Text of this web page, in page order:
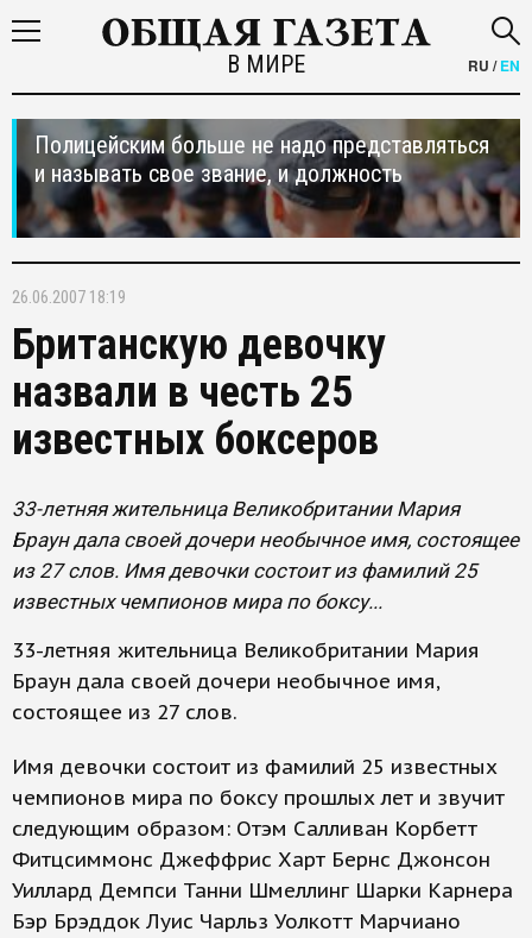
В МИРЕ RU /EN
Полицейским больше не надо представляться
и называть свое звание, и должность
26.06.2007 18:19
Британскую девочку
назвали в честь 25
известных боксеров
33-летняя жительница Великобритании Мария
Браун дала своей дочери необычное имя, состоящее
из 27 слов. Имя девочки состоит из фамилий 25
известных чемпионов мира по боксу...
33-летняя жительница Великобритании Мария
Браун дала своей дочери необычное имя,
состоящее из 27 слов.
Имя девочки состоит из фамилий 25 известных
чемпионов мира по боксу прошлых лет и звучит
следующим образом: Отэм Салливан Корбетт
Фитцсиммонс Джеффрис Харт Бернс Джонсон
Уиллард Демпси Танни Шмеллинг Шарки Карнера
Бэр Брэддок Луис Чарльз Уолкотт Марчиано